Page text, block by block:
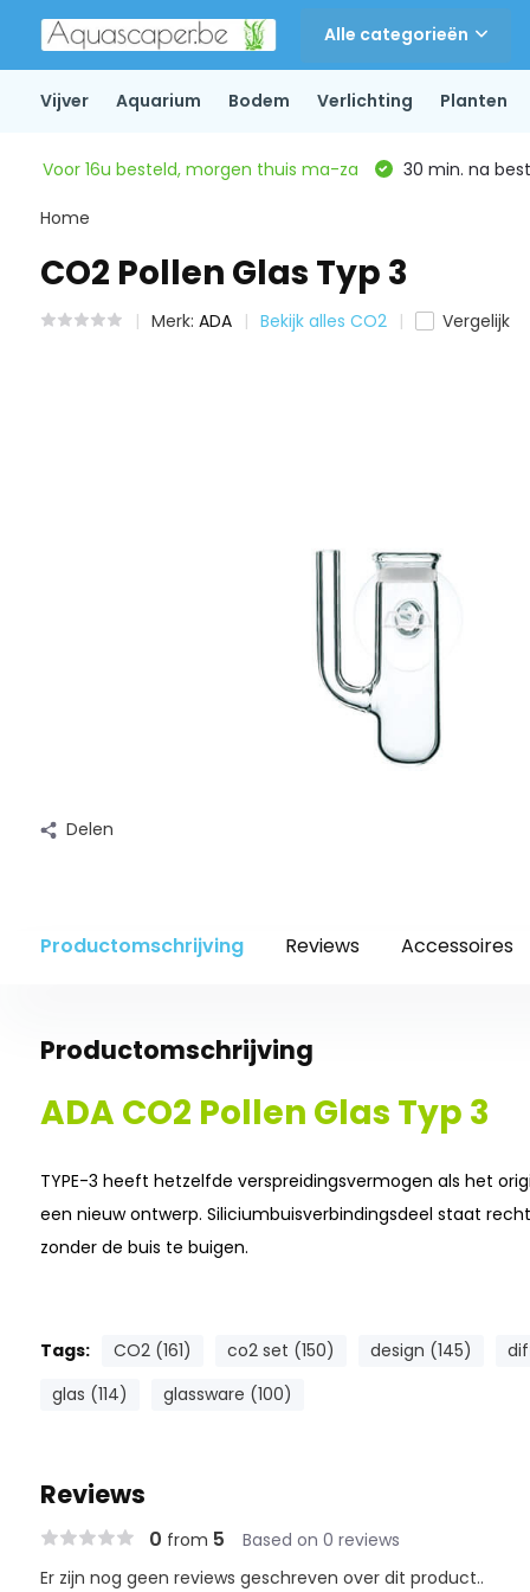
Alle categorieën
Vijver Aquarium Bodem Verlichting Planten
Voor 16u besteld, morgen thuis ma-za 30 min. na
Home
CO2 Pollen Glas Typ 3
Merk: ADA Bekijk alles CO2 Vergelijk
Delen
Productomschrijving Reviews Accessoires
Productomschrijving
ADA CO2 Pollen Glas Typ 3
TYPE-3 heeft hetzelfde verspreidingsvermogen als het
een nieuw ontwerp. Siliciumbuisverbindingsdeel staat
zonder de buis te buigen.
Tags: CO2 (161) co2 set (150) design (145)
glas (114)
glassware (100)
Reviews
0 from 5 Based on 0 reviews
Er zijn nog geen reviews geschreven over dit product..